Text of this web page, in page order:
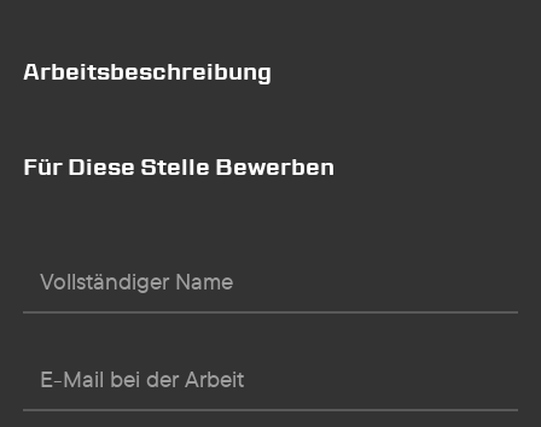
Arbeitsbeschreibung
Für Diese Stelle Bewerben